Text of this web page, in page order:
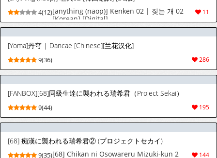
11
4(12)[anything (naop)] Kenken 02 | 짖는 개 02
[Korean] [Digital]
[Yoma]丹穹 | Dancae [Chinese][兰花汉化]
286
9(36)
[FANBOX][68]同級生達に襲われる瑞希君（Project Sekai）
195
9(44)
[68] 痴漢に襲われる瑞希君② (プロジェクトセカイ)
144
9(35)[68] Chikan ni Osowareru Mizuki-kun 2